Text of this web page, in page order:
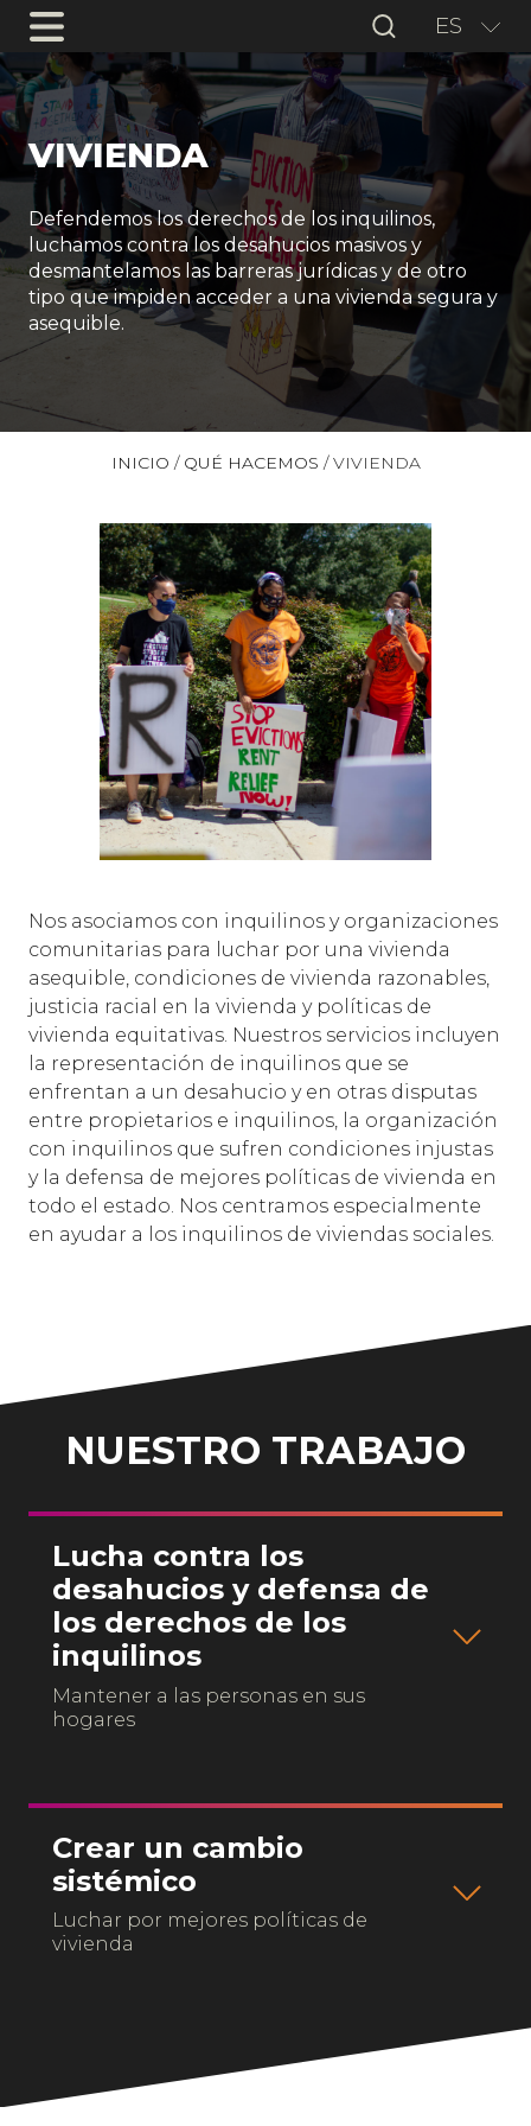
ES
VIVIENDA
Defendemos los derechos de los inquilinos,
luchamos contra los desahucios masivos y
desmantelamos las barreras jurídicas y de otro
tipo que impiden acceder a una vivienda segura y
asequible.
INICIO / QUÉ HACEMOS /VIVIENDA
Nos asociamos con inquilinos y organizaciones
comunitarias para luchar por una vivienda
asequible, condiciones de vivienda razonables,
justicia racial en la vivienda y políticas de
vivienda equitativas. Nuestros servicios incluyen
la representación de inquilinos que se
enfrentan a un desahucio y en otras disputas
entre propietarios e inquilinos, la organización
con inquilinos que sufren condiciones injustas
y la defensa de mejores políticas de vivienda en
todo el estado. Nos centramos especialmente
en ayudar a los inquilinos de viviendas sociales.
NUESTRO TRABAJO
Lucha contra los
desahucios y defensa de
los derechos de los
inquilinos
Mantener a las personas en sus
hogares
Crear un cambio
sistémico
Luchar por mejores políticas de
vivienda